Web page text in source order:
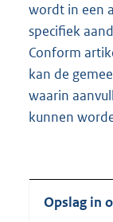
wordt in een
specifiek
Conform
kan de
waarin
kunnen
Opslag in